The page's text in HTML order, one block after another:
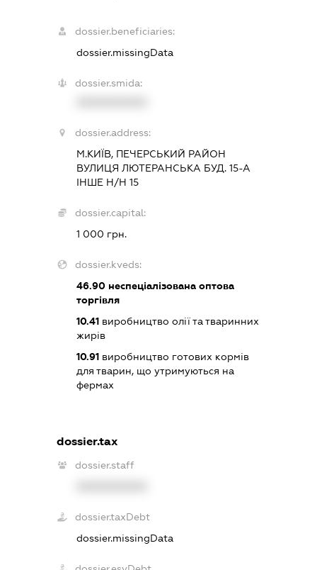
dossier.beneficiaries:
dossier.missingData
dossier.smida:
dossier.address:
М.КИЇВ, ПЕЧЕРСЬКИЙ РАЙОН
ВУЛИЦЯ ЛЮТЕРАНСЬКА БУД. 15-А
ІНШЕ Н/Н 15
dossier.capital:
1 000 грн.
dossier.kveds:
46.90 неспеціалізована оптова
торгівля
10.41 виробництво олії та тваринних
жирів
10.91 виробництво готових кормів
для тварин, що утримуються на
фермах
dossier.tax
dossier.staff
dossier.taxDebt
dossier.missingData